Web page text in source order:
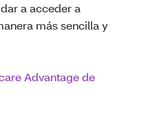
a acceder a
más sencilla y
Advantage de